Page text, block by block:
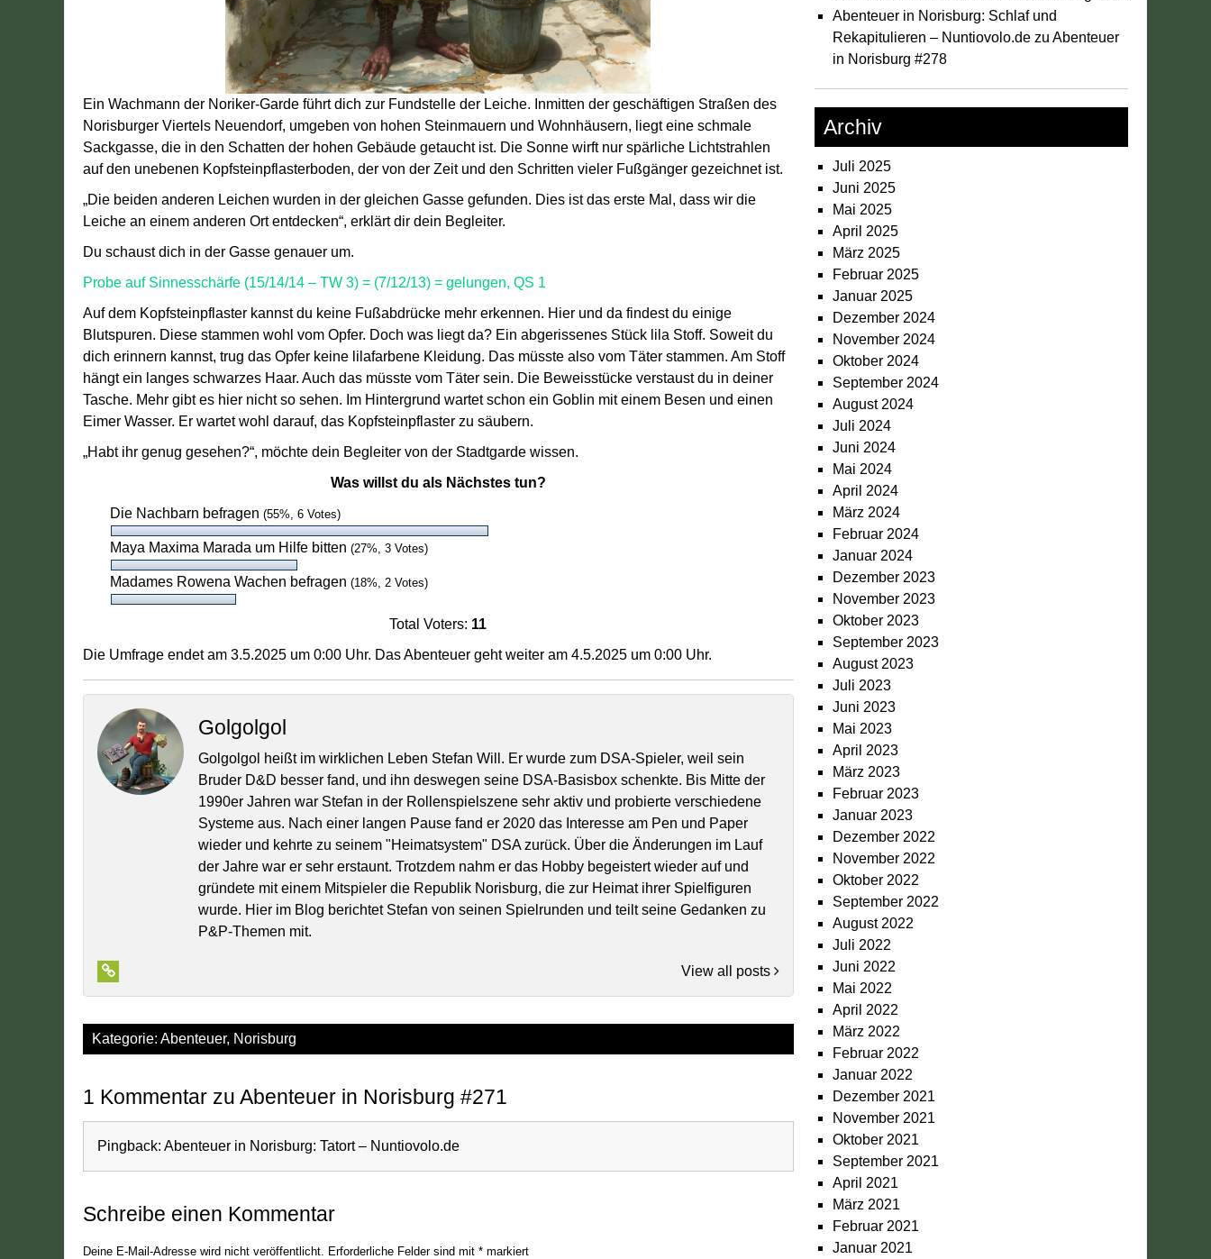
Ein Wachmann der Noriker-Garde führt dich zur Fundstelle der Leiche. Inmitten der geschäftigen Straßen des
Norisburger Viertels Neuendorf, umgeben von hohen Steinmauern und Wohnhäusern, liegt eine schmale
Sackgasse, die in den Schatten der hohen Gebäude getaucht ist. Die Sonne wirft nur spärliche Lichtstrahlen
auf den unebenen Kopfsteinpflasterboden, der von der Zeit und den Schritten vieler Fußgänger gezeichnet ist.
„Die beiden anderen Leichen wurden in der gleichen Gasse gefunden. Dies ist das erste Mal, dass wir die
Leiche an einem anderen Ort entdecken“, erklärt dir dein Begleiter.
Du schaust dich in der Gasse genauer um.
Probe auf Sinnesschärfe (15/14/14 – TW 3) = (7/12/13) = gelungen, QS 1
Auf dem Kopfsteinpflaster kannst du keine Fußabdrücke mehr erkennen. Hier und da findest du einige
Blutspuren. Diese stammen wohl vom Opfer. Doch was liegt da? Ein abgerissenes Stück lila Stoff. Soweit du
dich erinnern kannst, trug das Opfer keine lilafarbene Kleidung. Das müsste also vom Täter stammen. Am Stoff
hängt ein langes schwarzes Haar. Auch das müsste vom Täter sein. Die Beweisstücke verstaust du in deiner
Tasche. Mehr gibt es hier nicht so sehen. Im Hintergrund wartet schon ein Goblin mit einem Besen und einen
Eimer Wasser. Er wartet wohl darauf, das Kopfsteinpflaster zu säubern.
„Habt ihr genug gesehen?“, möchte dein Begleiter von der Stadtgarde wissen.
Was willst du als Nächstes tun?
Die Nachbarn befragen (55%, 6 Votes)
Maya Maxima Marada um Hilfe bitten (27%, 3 Votes)
Madames Rowena Wachen befragen (18%, 2 Votes)
Total Voters: 11
Die Umfrage endet am 3.5.2025 um 0:00 Uhr. Das Abenteuer geht weiter am 4.5.2025 um 0:00 Uhr.
Golgolgol
Golgolgol heißt im wirklichen Leben Stefan Will. Er wurde zum DSA-Spieler, weil sein
Bruder D&D besser fand, und ihn deswegen seine DSA-Basisbox schenkte. Bis Mitte der
1990er Jahren war Stefan in der Rollenspielszene sehr aktiv und probierte verschiedene
Systeme aus. Nach einer langen Pause fand er 2020 das Interesse am Pen und Paper
wieder und kehrte zu seinem "Heimatsystem" DSA zurück. Über die Änderungen im Lauf
der Jahre war er sehr erstaunt. Trotzdem nahm er das Hobby begeistert wieder auf und
gründete mit einem Mitspieler die Republik Norisburg, die zur Heimat ihrer Spielfiguren
wurde. Hier im Blog berichtet Stefan von seinen Spielrunden und teilt seine Gedanken zu
P&P-Themen mit.
View all posts
Kategorie: Abenteuer, Norisburg
1 Kommentar zu Abenteuer in Norisburg #271
Pingback: Abenteuer in Norisburg: Tatort – Nuntiovolo.de
Schreibe einen Kommentar
Deine E-Mail-Adresse wird nicht veröffentlicht. Erforderliche Felder sind mit * markiert
Abenteuer in Norisburg: Schlaf und
Rekapitulieren – Nuntiovolo.de zu Abenteuer
in Norisburg #278
Archiv
Juli 2025
Juni 2025
Mai 2025
April 2025
März 2025
Februar 2025
Januar 2025
Dezember 2024
November 2024
Oktober 2024
September 2024
August 2024
Juli 2024
Juni 2024
Mai 2024
April 2024
März 2024
Februar 2024
Januar 2024
Dezember 2023
November 2023
Oktober 2023
September 2023
August 2023
Juli 2023
Juni 2023
Mai 2023
April 2023
März 2023
Februar 2023
Januar 2023
Dezember 2022
November 2022
Oktober 2022
September 2022
August 2022
Juli 2022
Juni 2022
Mai 2022
April 2022
März 2022
Februar 2022
Januar 2022
Dezember 2021
November 2021
Oktober 2021
September 2021
April 2021
März 2021
Februar 2021
Januar 2021